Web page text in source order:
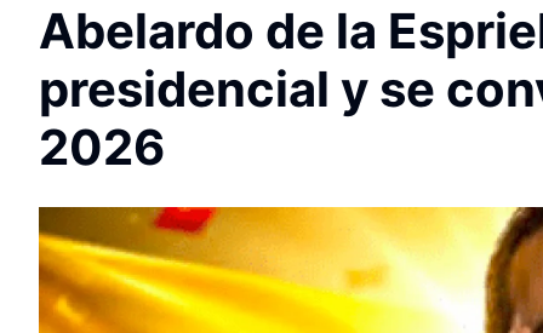
Abelardo de la
presidencial y se
2026